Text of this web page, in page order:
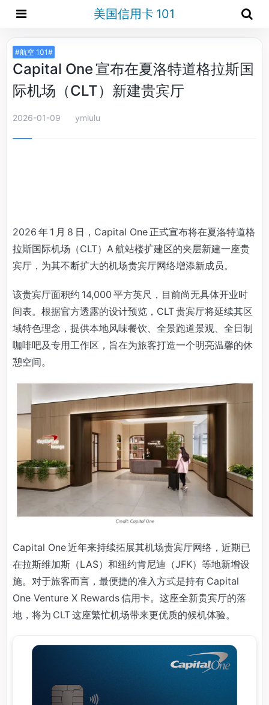
美国信用卡 101
#航空 101#
Capital One 宣布在夏洛特道格拉斯国
际机场（CLT）新建贵宾厅
2026-01-09 ymlulu
2026 年 1 月 8 日，Capital One 正式宣布将在夏洛特道格
拉斯国际机场（CLT）A 航站楼扩建区的夹层新建一座贵
宾厅，为其不断扩大的机场贵宾厅网络增添新成员。
该贵宾厅面积约 14,000 平方英尺，目前尚无具体开业时
间表。根据官方透露的设计预览，CLT 贵宾厅将延续其区
域特色理念，提供本地风味餐饮、全景跑道景观、全日制
咖啡吧及专用工作区，旨在为旅客打造一个明亮温馨的休
憩空间。
Capital One 近年来持续拓展其机场贵宾厅网络，近期已
在拉斯维加斯（LAS）和纽约肯尼迪（JFK）等地新增设
施。对于旅客而言，最便捷的准入方式是持有 Capital
One Venture X Rewards 信用卡。这座全新贵宾厅的落
地，将为 CLT 这座繁忙机场带来更优质的候机体验。